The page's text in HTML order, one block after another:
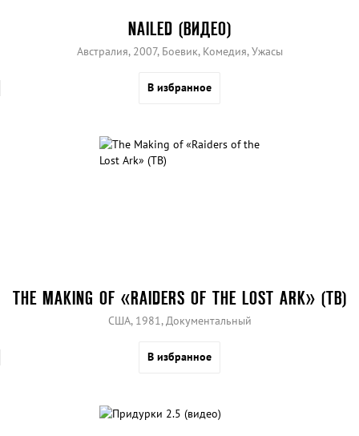
NAILED (ВИДЕО)
Австралия, 2007, Боевик, Комедия, Ужасы
В избранное
THE MAKING OF «RAIDERS OF THE LOST ARK» (ТВ)
США, 1981, Документальный
В избранное